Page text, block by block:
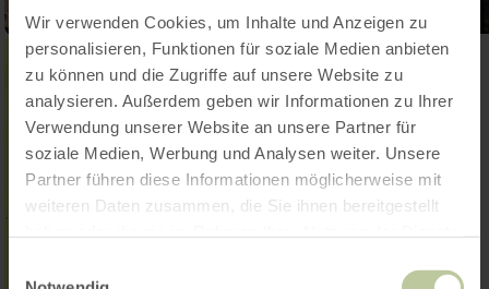
Wir verwenden Cookies, um Inhalte und Anzeigen zu
personalisieren, Funktionen für soziale Medien anbieten
zu können und die Zugriffe auf unsere Website zu
analysieren. Außerdem geben wir Informationen zu Ihrer
Verwendung unserer Website an unsere Partner für
soziale Medien, Werbung und Analysen weiter. Unsere
Partner führen diese Informationen möglicherweise mit
weiteren Daten zusammen, die Sie ihnen bereitgestellt